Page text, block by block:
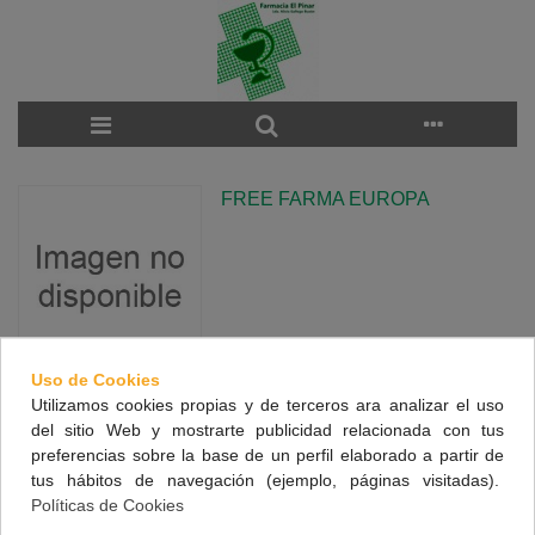
FREE FARMA EUROPA
There are no products on the category.
NUESTRA FARMACIA
Uso de Cookies
Utilizamos cookies propias y de terceros ara analizar el uso
del sitio Web y mostrarte publicidad relacionada con tus
preferencias sobre la base de un perfil elaborado a partir de
tus hábitos de navegación (ejemplo, páginas visitadas).
Políticas de Cookies